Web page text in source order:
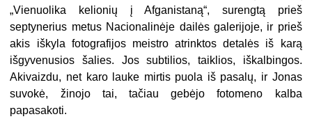
„Vienuolika kelionių į Afganistaną“, surengtą prieš
septynerius metus Nacionalinėje dailės galerijoje, ir prieš
akis iškyla fotografijos meistro atrinktos detalės iš karą
išgyvenusios šalies. Jos subtilios, taiklios, iškalbingos.
Akivaizdu, net karo lauke mirtis puola iš pasalų, ir Jonas
suvokė, žinojo tai, tačiau gebėjo fotomeno kalba
papasakoti.